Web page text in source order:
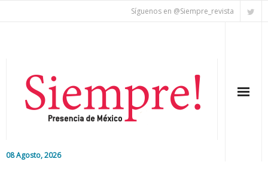
Síguenos en @Siempre_revista
08 Agosto, 2026